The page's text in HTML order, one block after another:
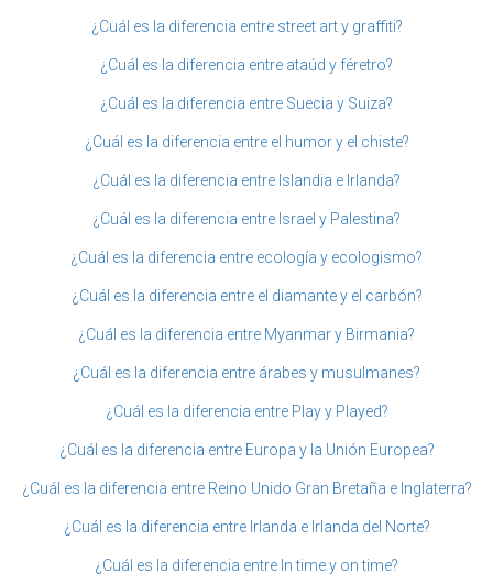
¿Cuál es la diferencia entre street art y graffiti?
¿Cuál es la diferencia entre ataúd y féretro?
¿Cuál es la diferencia entre Suecia y Suiza?
¿Cuál es la diferencia entre el humor y el chiste?
¿Cuál es la diferencia entre Islandia e Irlanda?
¿Cuál es la diferencia entre Israel y Palestina?
¿Cuál es la diferencia entre ecología y ecologismo?
¿Cuál es la diferencia entre el diamante y el carbón?
¿Cuál es la diferencia entre Myanmar y Birmania?
¿Cuál es la diferencia entre árabes y musulmanes?
¿Cuál es la diferencia entre Play y Played?
¿Cuál es la diferencia entre Europa y la Unión Europea?
¿Cuál es la diferencia entre Reino Unido Gran Bretaña e Inglaterra?
¿Cuál es la diferencia entre Irlanda e Irlanda del Norte?
¿Cuál es la diferencia entre In time y on time?